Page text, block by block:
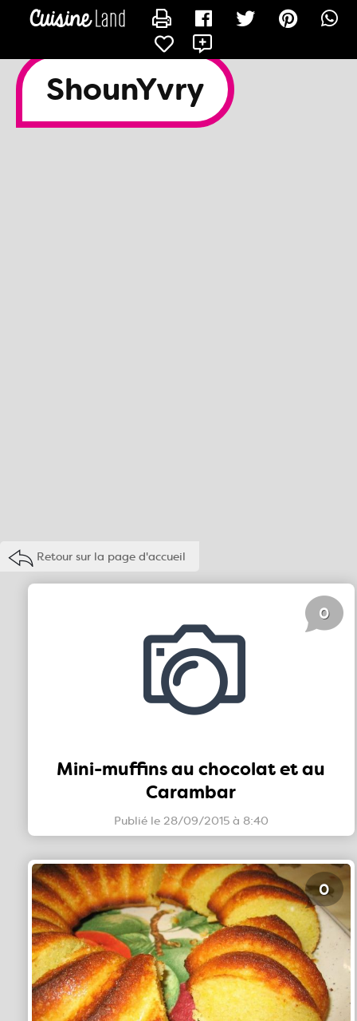
ShounYvry
Retour sur la page d'accueil
Mini-muffins au chocolat et au
Carambar
Publié le 28/09/2015 à 8:40
0
0
CONTACTER SHOUNYVRY